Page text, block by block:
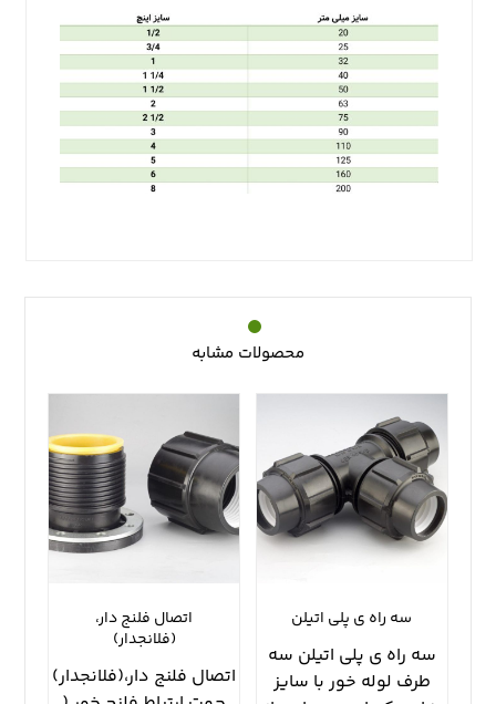
محصولات مشابه
سه راه ي پلي اتيلن
سه راه ي پلي اتيلن سه
طرف لوله خور با سايز
اتصال فلنج دار،
(فلانجدار)
اتصال فلنج دار،(فلانجدار)